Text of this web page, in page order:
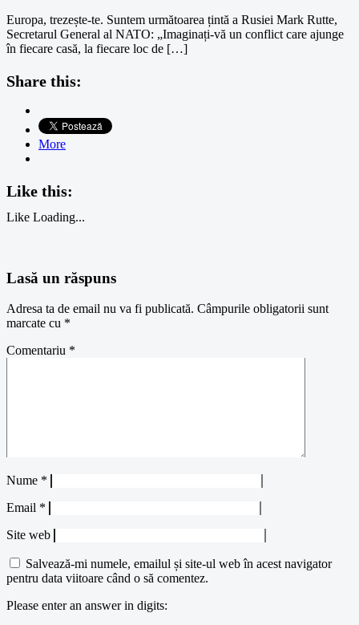
Europa, trezește-te. Suntem următoarea țintă a Rusiei Mark Rutte,
Secretarul General al NATO: „Imaginați-vă un conflict care ajunge
în fiecare casă, la fiecare loc de […]
Share this:
More
Like this:
Like Loading...
Lasă un răspuns
Adresa ta de email nu va fi publicată. Câmpurile obligatorii sunt
marcate cu *
Comentariu *
Nume *
Email *
Site web
Salvează-mi numele, emailul și site-ul web în acest navigator
pentru data viitoare când o să comentez.
Please enter an answer in digits: